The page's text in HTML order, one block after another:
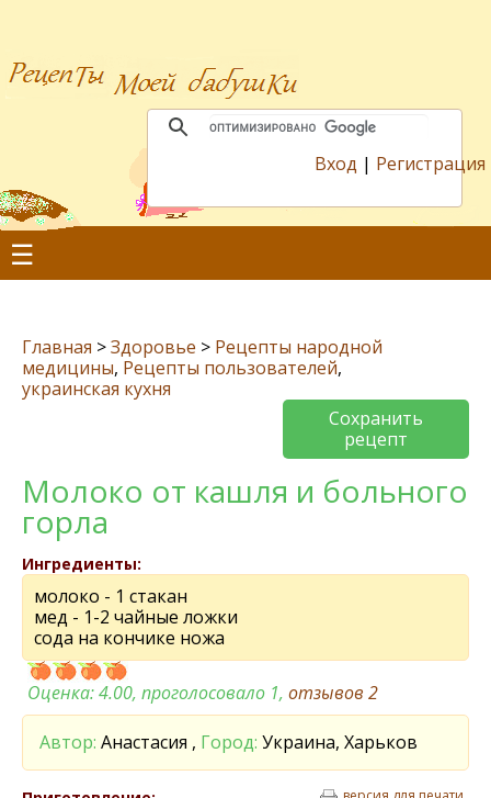
Вход | Регистрация
☰
Главная >Здоровье > Рецепты народной
медицины, Рецепты пользователей,
украинская кухня
Сохранить
рецепт
Молоко от кашля и больного
горла
Ингредиенты:
молоко - 1 стакан
мед - 1-2 чайные ложки
сода на кончике ножа
Оценка:4.00, проголосовало 1, отзывов 2
Автор: Анастасия , Город: Украина, Харьков